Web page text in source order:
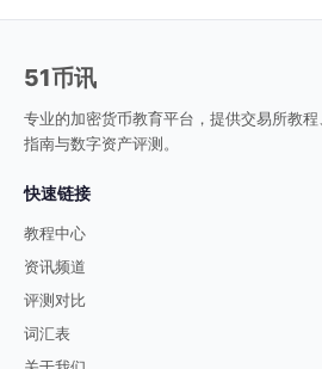
51币讯
专业的加密货币教育平台，提供交易所教
指南与数字资产评测。
快速链接
教程中心
资讯频道
评测对比
词汇表